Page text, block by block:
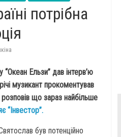
потрібна
Ельзи” дав інтерв’ю
музикант прокоментував
розповів що зараз найбільше
“Інвестор”.
був потенційно